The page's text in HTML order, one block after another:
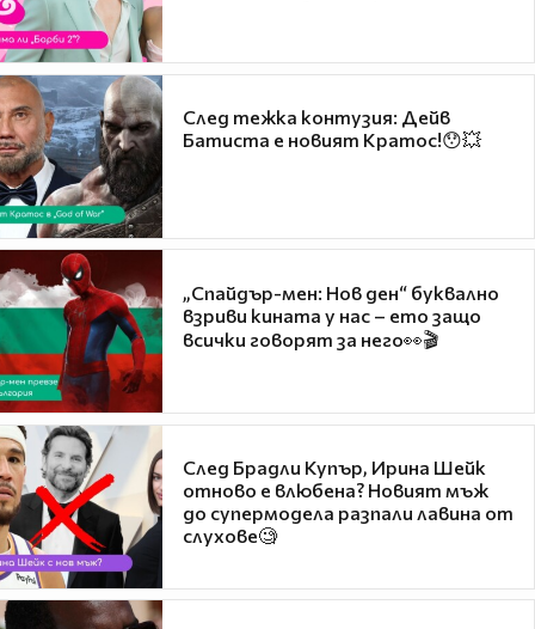
След тежка контузия: Дейв
Батиста е новият Кратос!😯💥
„Спайдър-мен: Нов ден“ буквално
взриви кината у нас – ето защо
всички говорят за него👀🎬
След Брадли Купър, Ирина Шейк
отново е влюбена? Новият мъж
до супермодела разпали лавина от
слухове🧐